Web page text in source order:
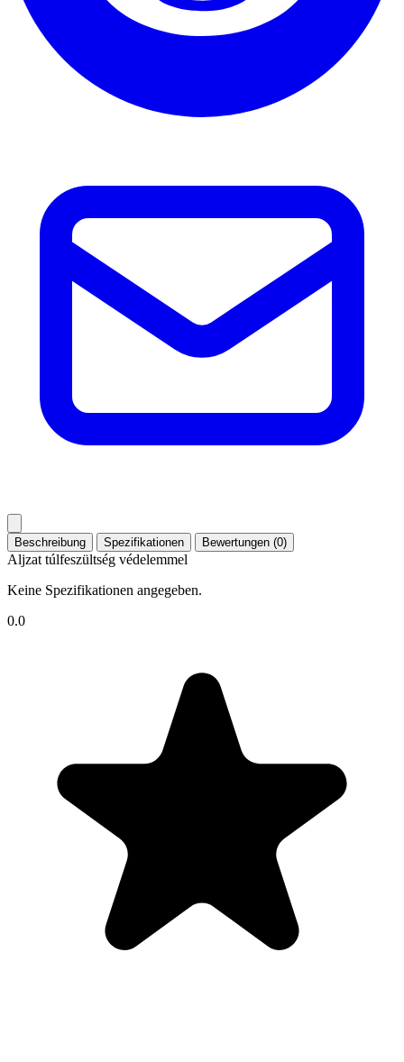
Beschreibung Spezifikationen Bewertungen (0)
Aljzat túlfeszültség védelemmel
Keine Spezifikationen angegeben.
0.0